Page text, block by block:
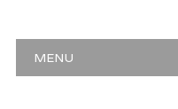
Hauptmenü
MENU